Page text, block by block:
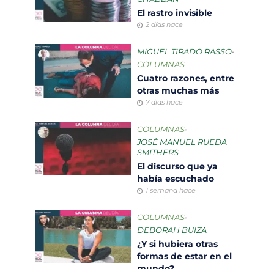
El rastro invisible
2 días hace
MIGUEL TIRADO RASSO•
COLUMNAS
Cuatro razones, entre
otras muchas más
7 días hace
COLUMNAS•
JOSÉ MANUEL RUEDA
SMITHERS
El discurso que ya
había escuchado
1 semana hace
COLUMNAS•
DEBORAH BUIZA
¿Y si hubiera otras
formas de estar en el